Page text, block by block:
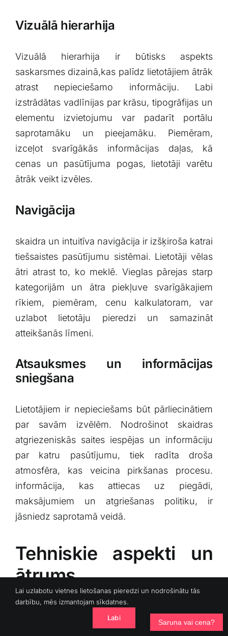
Vizuālā​ hierarhija
Vizuālā hierarhija ir būtisks aspekts
saskarsmes dizainā,kas palīdz lietotājiem ātrāk
atrast nepieciešamo informāciju. ‌Labi
izstrādātas vadlīnijas par krāsu, tipogrāfijas un
elementu izvietojumu var padarīt ‍portālu
saprotamāku un ‌pieejamāku. Piemēram,
izceļot svarīgākās informācijas daļas, kā
cenas un pasūtījuma pogas, lietotāji varētu
ātrāk ⁢veikt izvēles.
Navigācija
skaidra⁢ un intuitīva navigācija ir izšķiroša katrai
tiešsaistes pasūtījumu sistēmai. Lietotāji vēlas
ātri atrast to, ko meklē. Vieglas pārejas starp
kategorijām⁤ un ātra piekļuve ⁤svarīgākajiem
rīkiem, piemēram, cenu kalkulatoram, var
uzlabot lietotāju⁤ pieredzi⁣ un samazināt
atteikšanās ⁤līmeni.
Atsauksmes un ‍informācijas
sniegšana
Lietotājiem ir nepieciešams būt pārliecinātiem
par savām izvēlēm. ‍Nodrošinot skaidras
atgriezeniskās saites ⁢iespējas un⁤ informāciju‍
par katru pasūtījumu, tiek radīta droša
atmosfēra, kas veicina‌ pirkšanas procesu.
informācija, kas attiecas uz piegādi,‍
maksājumiem un atgriešanas politiku, ‍ir
jāsniedz‌ saprotamā veidā.
Tehniskie⁣ aspekti un
ātrums
Tehniskā puse ir ‍tik pat svarīga, kā ‍estētika un
uzbūve. Sistēmas lēna un nestabila darbība
Lai uzlabotu vietnes lietošanas pieredzi un nodrošinātu tās
darbību, mēs izmantojam sīkdatnes.
Labi
Saruna vai cena?